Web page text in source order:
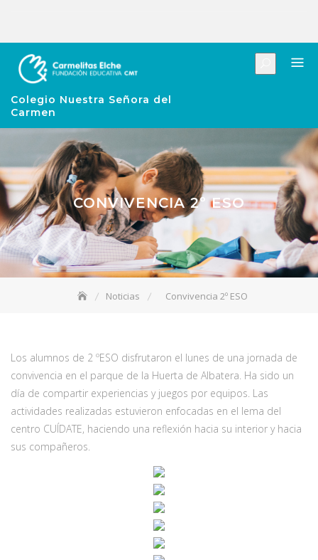
Colegio Nuestra Señora del
Carmen
CONVIVENCIA 2º ESO
Noticias Convivencia 2º ESO
Los alumnos de 2 ºESO disfrutaron el lunes de una jornada de
convivencia en el parque de la Huerta de Albatera. Ha sido un
día de compartir experiencias y juegos por equipos. Las
actividades realizadas estuvieron enfocadas en el lema del
centro CUÍDATE, haciendo una reflexión hacia su interior y hacia
sus compañeros.